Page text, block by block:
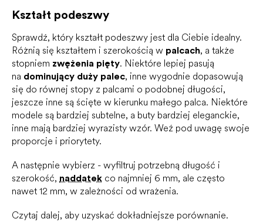
Kształt podeszwy
Sprawdź, który kształt podeszwy jest dla Ciebie idealny.
Różnią się kształtem i szerokością w palcach, a także
stopniem zwężenia pięty. Niektóre lepiej pasują
na dominujący duży palec, inne wygodnie dopasowują
się do równej stopy z palcami o podobnej długości,
jeszcze inne są ścięte w kierunku małego palca. Niektóre
modele są bardziej subtelne, a buty bardziej eleganckie,
inne mają bardziej wyrazisty wzór. Weź pod uwagę swoje
proporcje i priorytety.
A następnie wybierz - wyfiltruj potrzebną długość i
szerokość, naddatek co najmniej 6 mm, ale często
nawet 12 mm, w zależności od wrażenia.
Czytaj dalej, aby uzyskać dokładniejsze porównanie.